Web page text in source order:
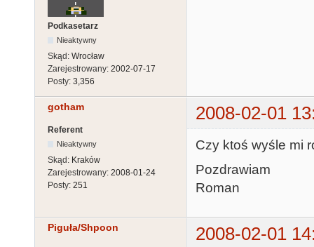
Podkasetarz
Nieaktywny
Skąd: Wrocław
Zarejestrowany: 2002-07-17
Posty: 3,356
gotham 2008-02-01
Referent
Nieaktywny
Skąd: Kraków
Zarejestrowany: 2008-01-24
Posty: 251
Czy ktoś wyśle mi
Pozdrawiam
Roman
Piguła/Shpoon
2008-02-01